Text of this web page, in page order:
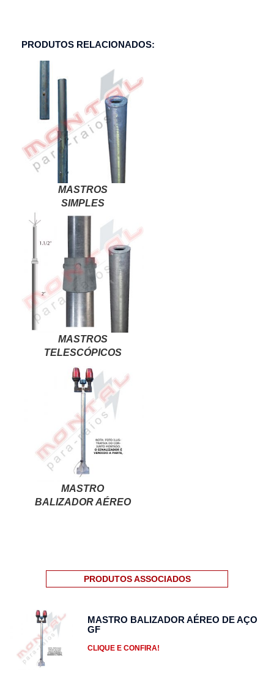
PRODUTOS RELACIONADOS:
MASTROS
SIMPLES
MASTROS
TELESCÓPICOS
MASTRO
BALIZADOR AÉREO
PRODUTOS ASSOCIADOS
MASTRO BALIZADOR AÉREO DE AÇO
GF
CLIQUE E CONFIRA!